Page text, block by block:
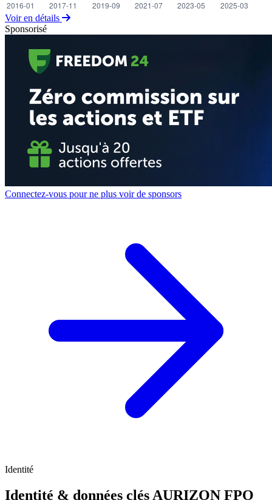
Voir en détails
Sponsorisé
Connectez-vous pour ne plus voir de sponsors
Identité
Identité & données clés AURIZON FPO